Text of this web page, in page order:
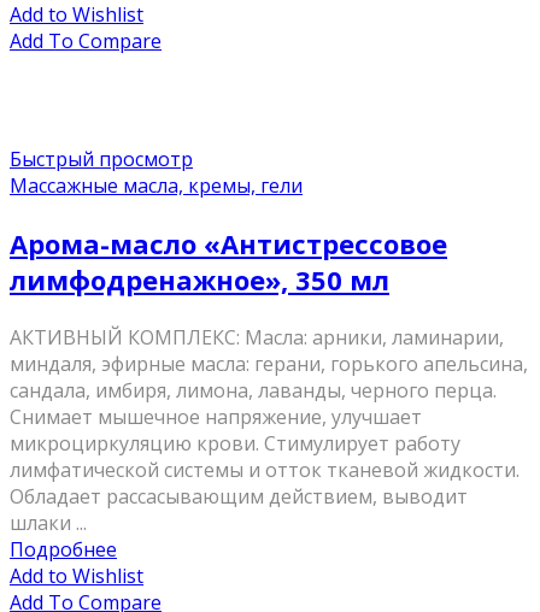
Add to Wishlist
Add To Compare
Быстрый просмотр
Массажные масла, кремы, гели
Арома-масло «Антистрессовое
лимфодренажное», 350 мл
АКТИВНЫЙ КОМПЛЕКС: Масла: арники, ламинарии,
миндаля, эфирные масла: герани, горького апельсина,
сандала, имбиря, лимона, лаванды, черного перца.
Снимает мышечное напряжение, улучшает
микроциркуляцию крови. Стимулирует работу
лимфатической системы и отток тканевой жидкости.
Обладает рассасывающим действием, выводит
шлаки ...
Подробнее
Add to Wishlist
Add To Compare